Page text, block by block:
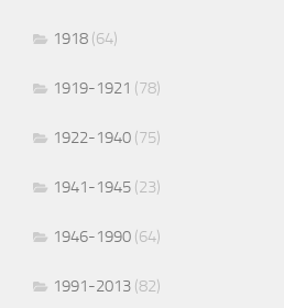
1918 (64)
1919-1921 (78)
1922-1940 (75)
1941-1945 (23)
1946-1990 (64)
1991-2013 (82)